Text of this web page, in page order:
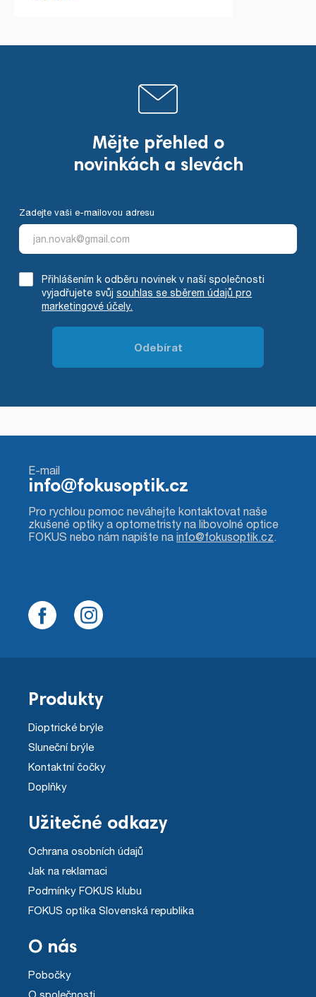
Mějte přehled o
novinkách a slevách
Zadejte vaši e-mailovou adresu
Přihlášením k odběru novinek v naší společnosti
vyjadřujete svůjsouhlas se sběrem údajů pro
marketingové účely.
E-mail
info@fokusoptik.cz
Pro rychlou pomoc neváhejte kontaktovat naše
zkušené optiky a optometristy na libovolné optice
FOKUS nebo nám napište na info@fokusoptik.cz.
Produkty
Dioptrické brýle
Sluneční brýle
Kontaktní čočky
Doplňky
Užitečné odkazy
Ochrana osobních údajů
Jak na reklamaci
Podmínky FOKUS klubu
FOKUS optika Slovenská republika
O nás
Pobočky